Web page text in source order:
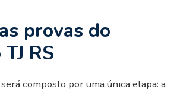
provas do
RS
composto por uma única etapa: a